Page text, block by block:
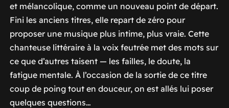
et mélancolique, comme un nouveau point de départ.
Fini les anciens titres, elle repart de zéro pour
proposer une musique plus intime, plus vraie. Cette
chanteuse littéraire à la voix feutrée met des mots sur
ce que d’autres taisent — les failles, le doute, la
fatigue mentale. À l’occasion de la sortie de ce titre
coup de poing tout en douceur, on est allés lui poser
quelques questions…